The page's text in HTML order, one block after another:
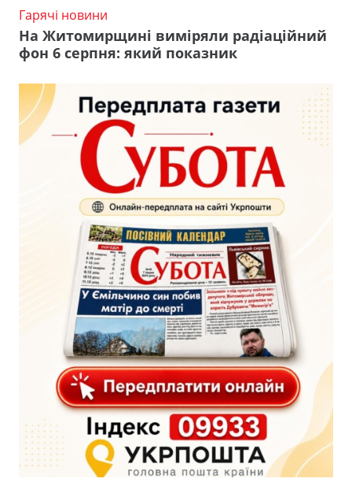
Гарячі новини
На Житомирщині виміряли радіаційний
фон 6 серпня: який показник